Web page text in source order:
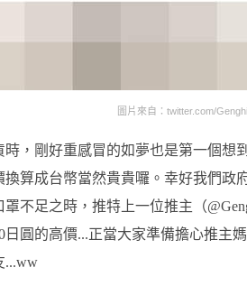
圖片來自：twitter.com/
，剛好重感冒的如夢也是第一個想
算成台幣當然貴貴囉。幸好我們政
不足之時，推特上一位推主（
日圓的高價...正當大家準備擔心推主
...ww